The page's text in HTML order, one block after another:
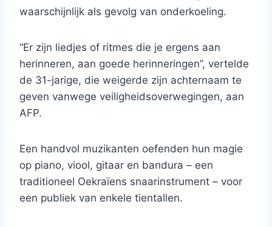
waarschijnlijk als gevolg van onderkoeling.
“Er zijn liedjes of ritmes die je ergens aan
herinneren, aan goede herinneringen”, vertelde
de 31-jarige, die weigerde zijn achternaam te
geven vanwege veiligheidsoverwegingen, aan
AFP.
Een handvol muzikanten oefenden hun magie
op piano, viool, gitaar en bandura – een
traditioneel Oekraïens snaarinstrument – ​​voor
een publiek van enkele tientallen.